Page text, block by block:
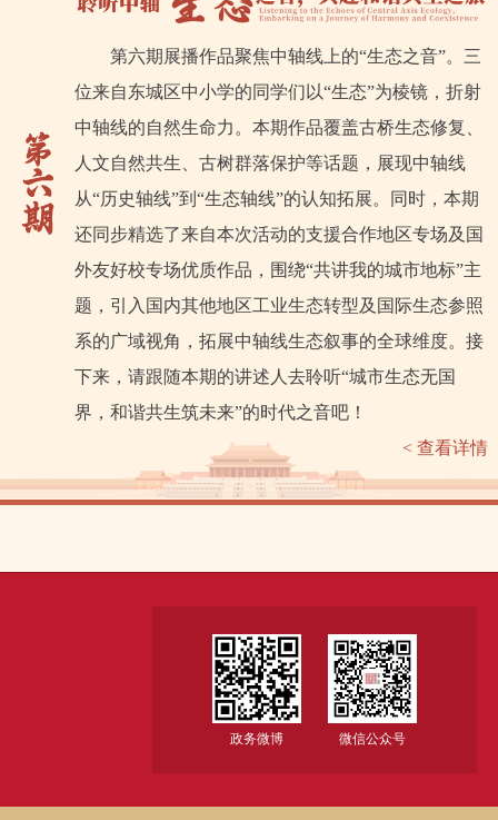
第六期展播作品聚焦中轴线上的“生态之音”。三
位来自东城区中小学的同学们以“生态”为棱镜，折射
中轴线的自然生命力。本期作品覆盖古桥生态修复、
人文自然共生、古树群落保护等话题，展现中轴线
从“历史轴线”到“生态轴线”的认知拓展。同时，本期
还同步精选了来自本次活动的支援合作地区专场及国
外友好校专场优质作品，围绕“共讲我的城市地标”主
题，引入国内其他地区工业生态转型及国际生态参照
系的广域视角，拓展中轴线生态叙事的全球维度。接
下来，请跟随本期的讲述人去聆听“城市生态无国
界，和谐共生筑未来”的时代之音吧！
< 查看详情
政务微博 微信公众号